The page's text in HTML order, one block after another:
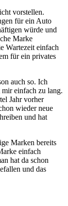
vorstellen.
für ein Auto
würde und
Marke
Wartezeit einfach
für ein privates
auch so. Ich
einfach zu lang.
Jahr vorher
wieder neue
und hat
Marken bereits
einfach
hat da schon
und das